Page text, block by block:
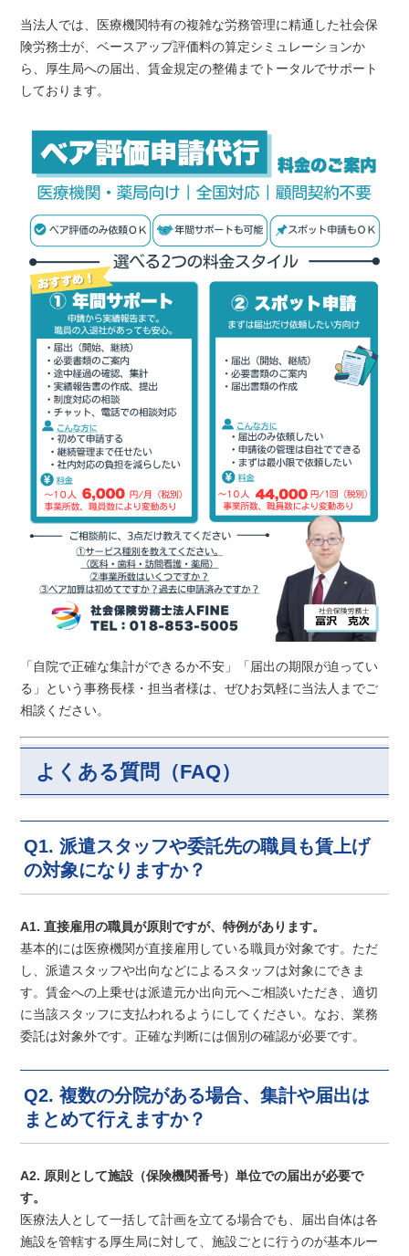
当法人では、医療機関特有の複雑な労務管理に精通した社会保
険労務士が、ベースアップ評価料の算定シミュレーションか
ら、厚生局への届出、賃金規定の整備までトータルでサポート
しております。
「自院で正確な集計ができるか不安」「届出の期限が迫ってい
る」という事務長様・担当者様は、ぜひお気軽に当法人までご
相談ください。
よくある質問（FAQ）
Q1. 派遣スタッフや委託先の職員も賃上げ
の対象になりますか？
A1. 直接雇用の職員が原則ですが、特例があります。
基本的には医療機関が直接雇用している職員が対象です。ただ
し、派遣スタッフや出向などによるスタッフは対象にできま
す。賃金への上乗せは派遣元か出向元へご相談いただき、適切
に当該スタッフに支払われるようにしてください。なお、業務
委託は対象外です。正確な判断には個別の確認が必要です。
Q2. 複数の分院がある場合、集計や届出は
まとめて行えますか？
A2. 原則として施設（保険機関番号）単位での届出が必要で
す。
医療法人として一括して計画を立てる場合でも、届出自体は各
施設を管轄する厚生局に対して、施設ごとに行うのが基本ルー